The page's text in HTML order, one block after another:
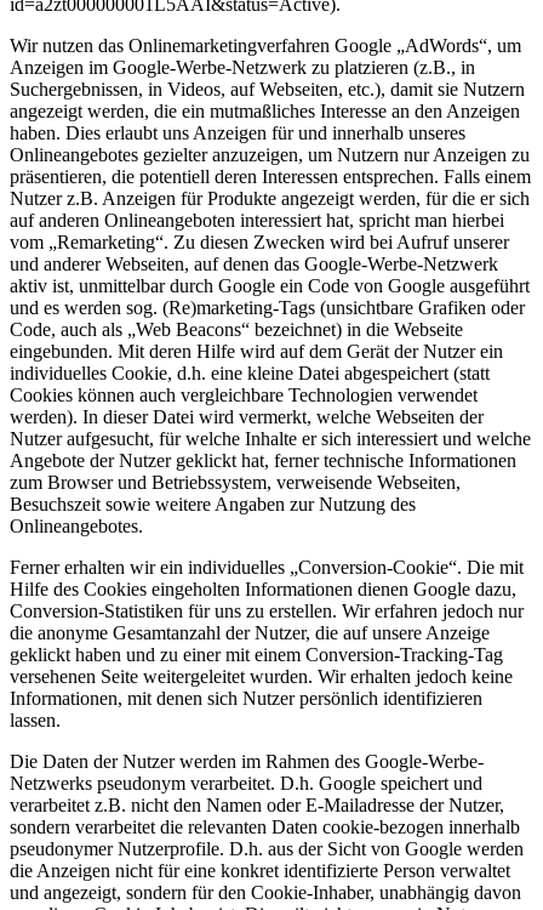
Wir nutzen das Onlinemarketingverfahren Google „AdWords“, um
Anzeigen im Google-Werbe-Netzwerk zu platzieren (z.B., in
Suchergebnissen, in Videos, auf Webseiten, etc.), damit sie Nutzern
angezeigt werden, die ein mutmaßliches Interesse an den Anzeigen
haben. Dies erlaubt uns Anzeigen für und innerhalb unseres
Onlineangebotes gezielter anzuzeigen, um Nutzern nur Anzeigen zu
präsentieren, die potentiell deren Interessen entsprechen. Falls einem
Nutzer z.B. Anzeigen für Produkte angezeigt werden, für die er sich
auf anderen Onlineangeboten interessiert hat, spricht man hierbei
vom „Remarketing“. Zu diesen Zwecken wird bei Aufruf unserer
und anderer Webseiten, auf denen das Google-Werbe-Netzwerk
aktiv ist, unmittelbar durch Google ein Code von Google ausgeführt
und es werden sog. (Re)marketing-Tags (unsichtbare Grafiken oder
Code, auch als „Web Beacons“ bezeichnet) in die Webseite
eingebunden. Mit deren Hilfe wird auf dem Gerät der Nutzer ein
individuelles Cookie, d.h. eine kleine Datei abgespeichert (statt
Cookies können auch vergleichbare Technologien verwendet
werden). In dieser Datei wird vermerkt, welche Webseiten der
Nutzer aufgesucht, für welche Inhalte er sich interessiert und welche
Angebote der Nutzer geklickt hat, ferner technische Informationen
zum Browser und Betriebssystem, verweisende Webseiten,
Besuchszeit sowie weitere Angaben zur Nutzung des
Onlineangebotes.
Ferner erhalten wir ein individuelles „Conversion-Cookie“. Die mit
Hilfe des Cookies eingeholten Informationen dienen Google dazu,
Conversion-Statistiken für uns zu erstellen. Wir erfahren jedoch nur
die anonyme Gesamtanzahl der Nutzer, die auf unsere Anzeige
geklickt haben und zu einer mit einem Conversion-Tracking-Tag
versehenen Seite weitergeleitet wurden. Wir erhalten jedoch keine
Informationen, mit denen sich Nutzer persönlich identifizieren
lassen.
Die Daten der Nutzer werden im Rahmen des Google-Werbe-
Netzwerks pseudonym verarbeitet. D.h. Google speichert und
verarbeitet z.B. nicht den Namen oder E-Mailadresse der Nutzer,
sondern verarbeitet die relevanten Daten cookie-bezogen innerhalb
pseudonymer Nutzerprofile. D.h. aus der Sicht von Google werden
die Anzeigen nicht für eine konkret identifizierte Person verwaltet
und angezeigt, sondern für den Cookie-Inhaber, unabhängig davon